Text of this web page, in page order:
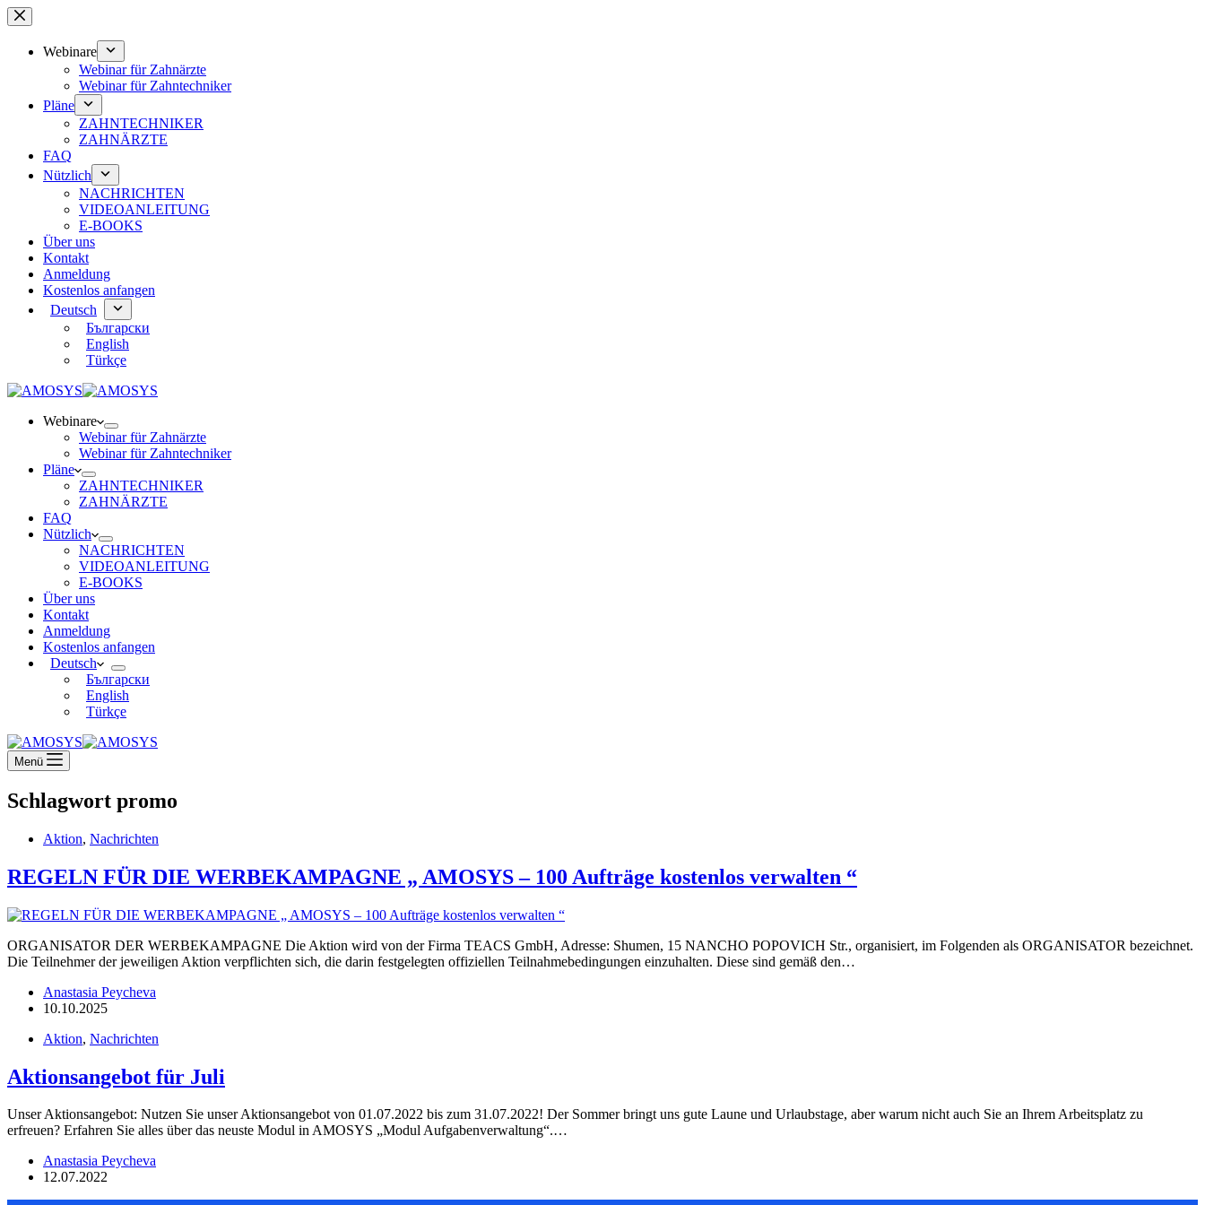
Zum
Inhalt
springenWebinare
Webinar für Zahnärzte
Webinar für Zahntechniker
Pläne
ZAHNTECHNIKER
ZAHNÄRZTE
FAQ
Nützlich
NACHRICHTEN
VIDEOANLEITUNG
E-BOOKS
Über uns
Kontakt
Anmeldung
Kostenlos anfangen
Deutsch
Български
English
Türkçe
Webinare
Webinar für Zahnärzte
Webinar für Zahntechniker
Pläne
ZAHNTECHNIKER
ZAHNÄRZTE
FAQ
Nützlich
NACHRICHTEN
VIDEOANLEITUNG
E-BOOKS
Über uns
Kontakt
Anmeldung
Kostenlos anfangen
Deutsch
Български
English
Türkçe
Menü
Schlagwort promo
Aktion, Nachrichten
REGELN FÜR DIE WERBEKAMPAGNE „ AMOSYS – 100 Aufträge kostenlos verwalten “
ORGANISATOR DER WERBEKAMPAGNE Die Aktion wird von der Firma TEACS GmbH, Adresse: Shumen, 15 NANCHO POPOVICH Str., organisiert, im Folgenden als ORGANISATOR bezeichnet.
Die Teilnehmer der jeweiligen Aktion verpflichten sich, die darin festgelegten offiziellen Teilnahmebedingungen einzuhalten. Diese sind gemäß den…
Anastasia Peycheva
10.10.2025
Aktion, Nachrichten
Aktionsangebot für Juli
Unser Aktionsangebot: Nutzen Sie unser Aktionsangebot von 01.07.2022 bis zum 31.07.2022! Der Sommer bringt uns gute Laune und Urlaubstage, aber warum nicht auch Sie an Ihrem Arbeitsplatz zu
erfreuen? Erfahren Sie alles über das neuste Modul in AMOSYS „Modul Aufgabenverwaltung“.…
Anastasia Peycheva
12.07.2022